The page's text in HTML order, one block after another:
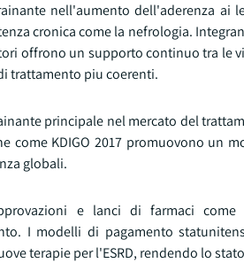
nell'aumento dell'aderenza ai
cronica come la nefrologia.
offrono un supporto continuo tra le
trattamento piu coerenti.
principale nel mercato del
come KDIGO 2017 promuovono un
globali.
e lanci di farmaci
I modelli di pagamento
terapie per l'ESRD, rendendo lo